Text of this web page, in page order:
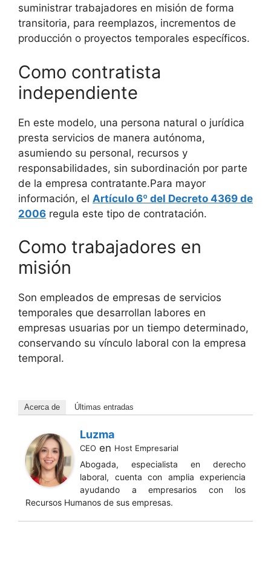
suministrar trabajadores en misión de forma
transitoria, para reemplazos, incrementos de
producción o proyectos temporales específicos.
Como contratista
independiente
En este modelo, una persona natural o jurídica
presta servicios de manera autónoma,
asumiendo su personal, recursos y
responsabilidades, sin subordinación por parte
de la empresa contratante.Para mayor
información, el Artículo 6º del Decreto 4369 de
2006 regula este tipo de contratación.
Como trabajadores en
misión
Son empleados de empresas de servicios
temporales que desarrollan labores en
empresas usuarias por un tiempo determinado,
conservando su vínculo laboral con la empresa
temporal.
Acerca de Últimas entradas
Luzma
CEO en Host Empresarial
Abogada, especialista en derecho
laboral, cuenta con amplia experiencia
ayudando a empresarios con los
Recursos Humanos de sus empresas.